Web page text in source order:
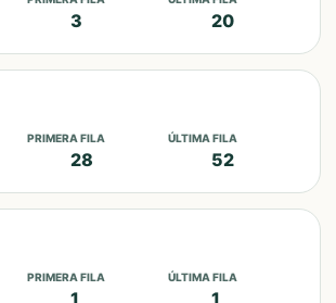
3 20
PRIMERA FILA
28
ÚLTIMA FILA
52
PRIMERA FILA
1
ÚLTIMA FILA
1